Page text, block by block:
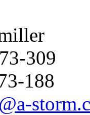
309
188